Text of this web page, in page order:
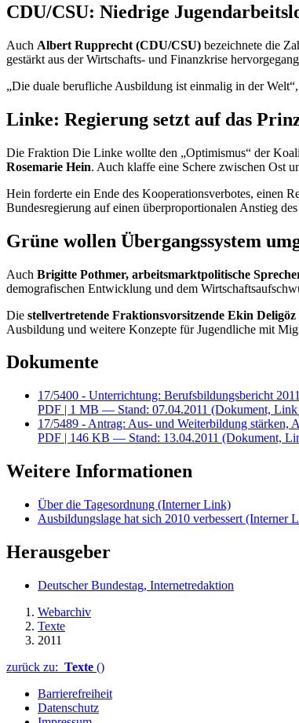
CDU/CSU: Niedrige
Auch Albert Rupprecht (CDU/CSU) bezeichnete die
gestärkt aus der Wirtschafts- und Finanzkrise
„Die duale berufliche Ausbildung ist einmalig in der
Linke: Regierung setzt auf das
Die Fraktion Die Linke wollte den „Optimismus“ der
Rosemarie Hein. Auch klaffe eine Schere zwischen Ost
Hein forderte ein Ende des Kooperationsverbotes, einen
Bundesregierung auf einen überproportionalen Anstieg
Grüne wollen Übergangssystem
Auch Brigitte Pothmer, arbeitsmarktpolitische
demografischen Entwicklung und dem
Die stellvertretende Fraktionsvorsitzende Ekin
Ausbildung und weitere Konzepte für Jugendliche mit
Dokumente
17/5400 - Unterrichtung: Berufsbildungsbericht 2011
PDF | 1 MB — Stand: 07.04.2011 (Dokument, Link
17/5489 - Antrag: Aus- und Weiterbildung stärken,
PDF | 146 KB — Stand: 13.04.2011 (Dokument,
Weitere Informationen
Über die Tagesordnung (Interner Link)
Ausbildungslage hat sich 2010 verbessert (Interner
Herausgeber
Deutscher Bundestag, Internetredaktion
Webarchiv
Texte
2011
zurück zu: Texte ()
Barrierefreiheit
Datenschutz